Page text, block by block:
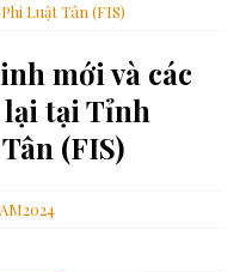
Luật Tân (FIS)
mới và các
tại Tỉnh
(FIS)